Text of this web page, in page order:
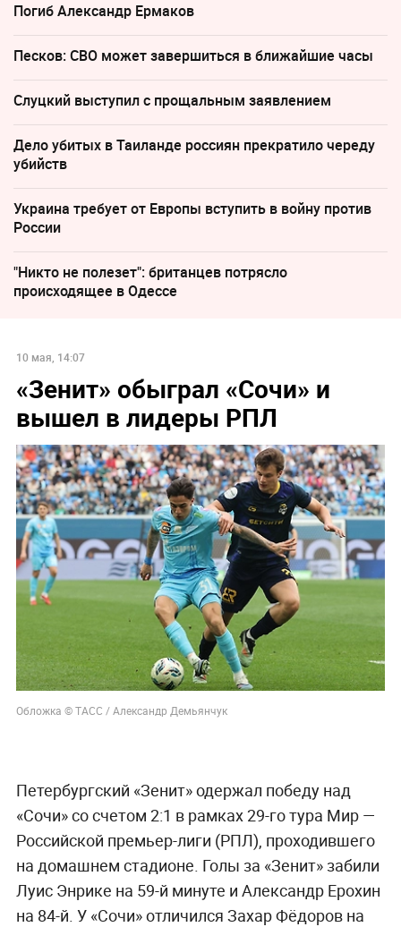
Погиб Александр Ермаков
Песков: СВО может завершиться в ближайшие часы
Слуцкий выступил с прощальным заявлением
Дело убитых в Таиланде россиян прекратило череду
убийств
Украина требует от Европы вступить в войну против
России
"Никто не полезет": британцев потрясло
происходящее в Одессе
10 мая, 14:07
«Зенит» обыграл «Сочи» и
вышел в лидеры РПЛ
Обложка © ТАСС / Александр Демьянчук
Петербургский «Зенит» одержал победу над
«Сочи» со счетом 2:1 в рамках 29-го тура Мир —
Российской премьер-лиги (РПЛ), проходившего
на домашнем стадионе. Голы за «Зенит» забили
Луис Энрике на 59-й минуте и Александр Ерохин
на 84-й. У «Сочи» отличился Захар Фёдоров на